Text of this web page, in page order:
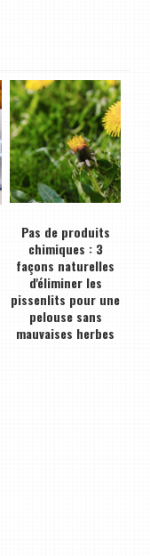
Pas de produits
chimiques : 3
façons naturelles
d'éliminer les
pissenlits pour une
pelouse sans
mauvaises herbes